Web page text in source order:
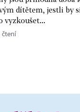
dítětem, jestli by
vyzkoušet...
čtení